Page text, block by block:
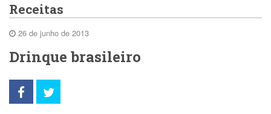
Receitas
26 de junho de 2013
Drinque brasileiro